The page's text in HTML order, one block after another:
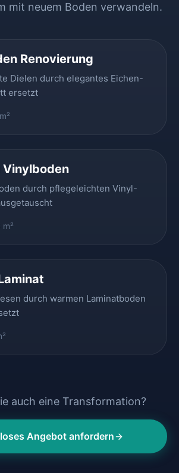
mit neuem Boden verwandeln.
Renovierung
Dielen durch elegantes Eichen-
ersetzt
Vinylboden
durch pflegeleichten Vinyl-
m²
durch warmen Laminatboden
auch eine Transformation?
Angebot anfordern